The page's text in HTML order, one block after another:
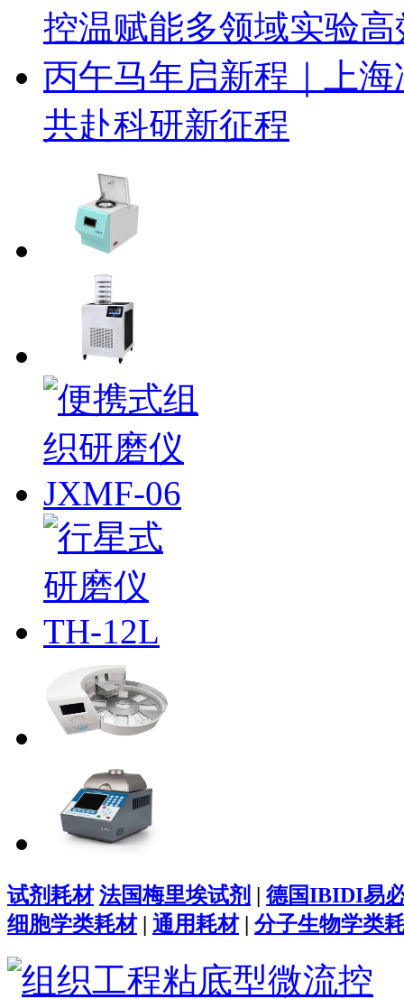
控温赋能多领域实验
丙午马年启新程｜上
共赴科研新征程
试剂耗材 法国梅里埃试剂 | 德国IBIDI易
细胞学类耗材| 通用耗材| 分子生物学类